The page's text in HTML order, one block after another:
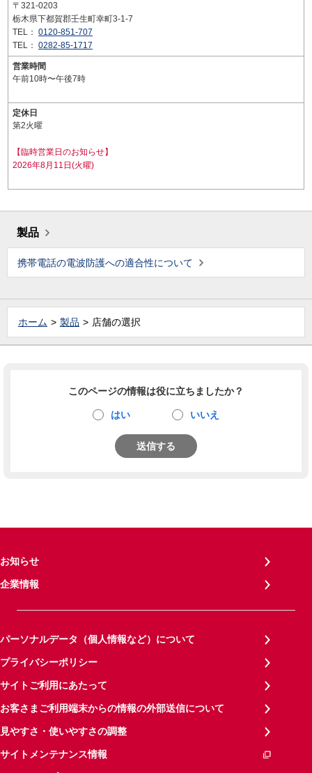
〒321-0203
栃木県下都賀郡壬生町幸町3-1-7
TEL： 0120-851-707
TEL： 0282-85-1717
営業時間
午前10時〜午後7時
定休日
第2火曜
【臨時営業日のお知らせ】
2026年8月11日(火曜)
製品
携帯電話の電波防護への適合性について
ホーム 製品 店舗の選択
このページの情報は役に立ちましたか？
はい いいえ
送信する
お知らせ
企業情報
パーソナルデータ（個人情報など）について
プライバシーポリシー
サイトご利用にあたって
お客さまご利用端末からの情報の外部送信について
見やすさ・使いやすさの調整
サイトメンテナンス情報